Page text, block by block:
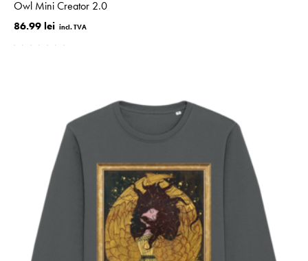
Owl Mini Creator 2.0
86.99 lei